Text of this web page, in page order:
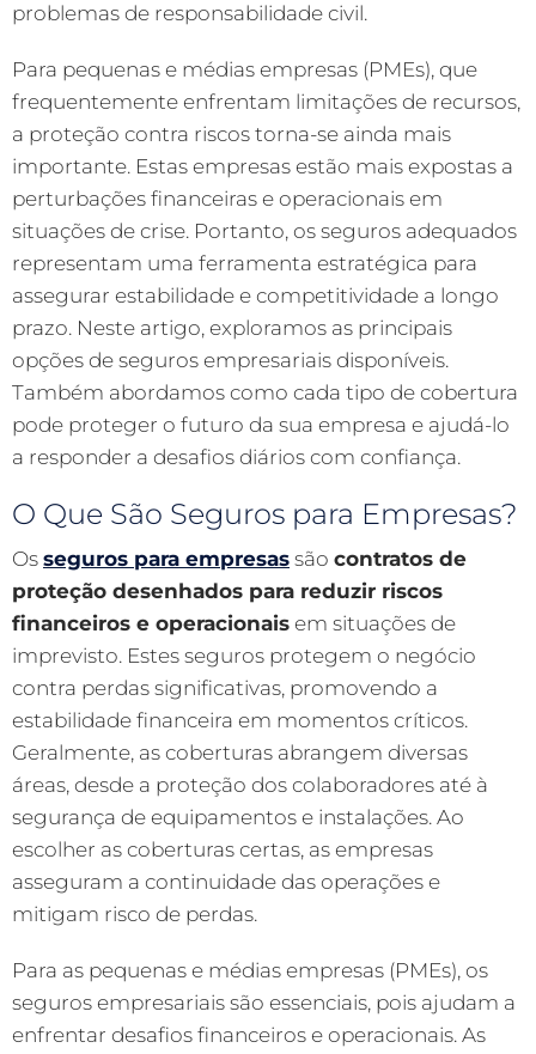
problemas de responsabilidade civil.
Para pequenas e médias empresas (PMEs), que
frequentemente enfrentam limitações de recursos,
a proteção contra riscos torna-se ainda mais
importante. Estas empresas estão mais expostas a
perturbações financeiras e operacionais em
situações de crise. Portanto, os seguros adequados
representam uma ferramenta estratégica para
assegurar estabilidade e competitividade a longo
prazo. Neste artigo, exploramos as principais
opções de seguros empresariais disponíveis.
Também abordamos como cada tipo de cobertura
pode proteger o futuro da sua empresa e ajudá-lo
a responder a desafios diários com confiança.
O Que São Seguros para Empresas?
Os seguros para empresas são contratos de
proteção desenhados para reduzir riscos
financeiros e operacionais em situações de
imprevisto. Estes seguros protegem o negócio
contra perdas significativas, promovendo a
estabilidade financeira em momentos críticos.
Geralmente, as coberturas abrangem diversas
áreas, desde a proteção dos colaboradores até à
segurança de equipamentos e instalações. Ao
escolher as coberturas certas, as empresas
asseguram a continuidade das operações e
mitigam risco de perdas.
Para as pequenas e médias empresas (PMEs), os
seguros empresariais são essenciais, pois ajudam a
enfrentar desafios financeiros e operacionais. As